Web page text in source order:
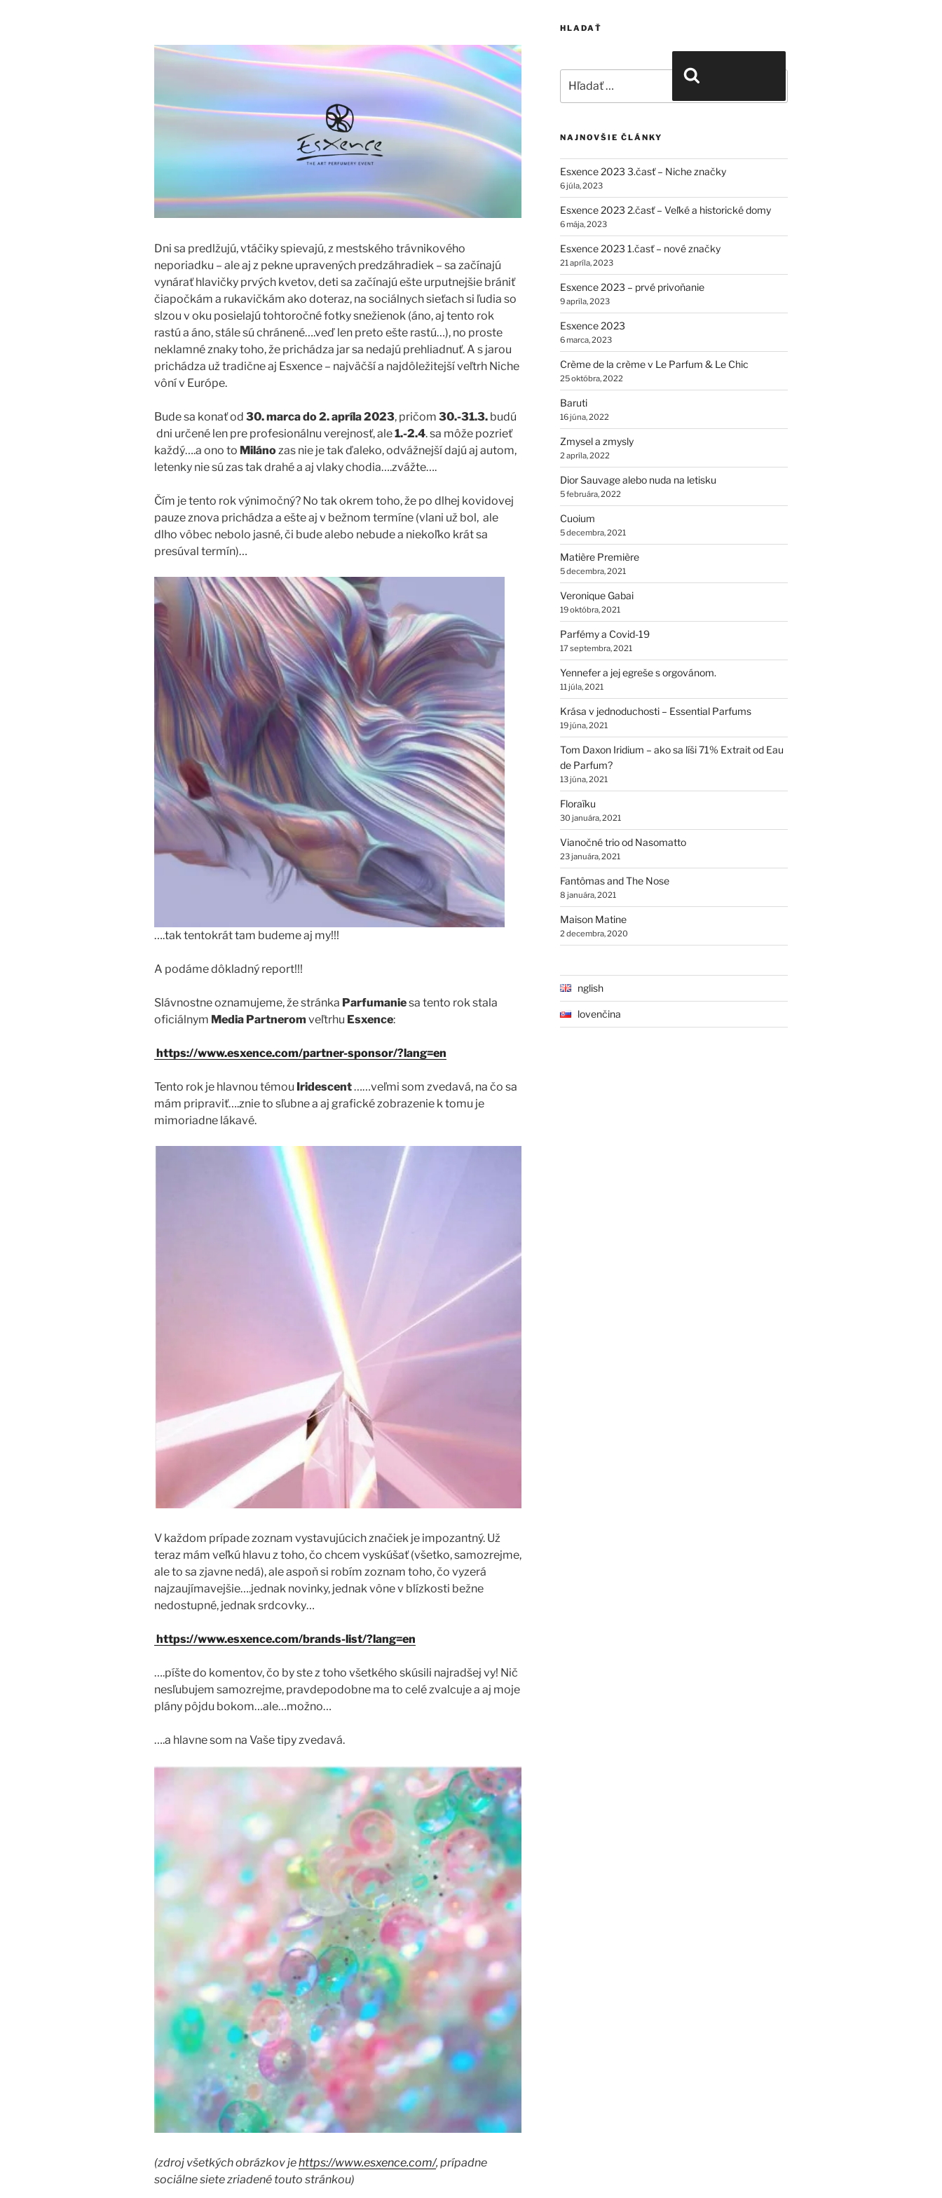
Dni sa predlžujú, vtáčiky spievajú, z mestského trávnikového
neporiadku – ale aj z pekne upravených predzáhradiek – sa začínajú
vynárať hlavičky prvých kvetov, deti sa začínajú ešte urputnejšie brániť
čiapočkám a rukavičkám ako doteraz, na sociálnych sieťach si ľudia so
slzou v oku posielajú tohtoročné fotky snežienok (áno, aj tento rok
rastú a áno, stále sú chránené….veď len preto ešte rastú…), no proste
neklamné znaky toho, že prichádza jar sa nedajú prehliadnuť. A s jarou
prichádza už tradične aj Esxence – najväčší a najdôležitejší veľtrh Niche
vôní v Európe.
Bude sa konať od 30. marca do 2. apríla 2023, pričom 30.-31.3. budú
dni určené len pre profesionálnu verejnosť, ale1.-2.4. sa môže pozrieť
každý….a ono to Milánozas nie je tak ďaleko, odvážnejší dajú aj autom,
letenky nie sú zas tak drahé a aj vlaky chodia….zvážte….
Čím je tento rok výnimočný? No tak okrem toho, že po dlhej kovidovej
pauze znova prichádza a ešte aj v bežnom termíne (vlani už bol, ale
dlho vôbec nebolo jasné, či bude alebo nebude a niekoľko krát sa
presúval termín)…
….tak tentokrát tam budeme aj my!!!
A podáme dôkladný report!!!
Slávnostne oznamujeme, že stránka Parfumaniesa tento rok stala
oficiálnym Media Partnerom veľtrhu Esxence:
https://www.esxence.com/partner-sponsor/?lang=en
Tento rok je hlavnou témou Iridescent……veľmi som zvedavá, na čo sa
mám pripraviť….znie to sľubne a aj grafické zobrazenie k tomu je
mimoriadne lákavé.
V každom prípade zoznam vystavujúcich značiek je impozantný. Už
teraz mám veľkú hlavu z toho, čo chcem vyskúšať (všetko, samozrejme,
ale to sa zjavne nedá), ale aspoň si robím zoznam toho, čo vyzerá
najzaujímavejšie….jednak novinky, jednak vône v blízkosti bežne
nedostupné, jednak srdcovky…
https://www.esxence.com/brands-list/?lang=en
….píšte do komentov, čo by ste z toho všetkého skúsili najradšej vy! Nič
nesľubujem samozrejme, pravdepodobne ma to celé zvalcuje a aj moje
plány pôjdu bokom…ale…možno…
….a hlavne som na Vaše tipy zvedavá.
(zdroj všetkých obrázkov jehttps://www.esxence.com/, prípadne
sociálne siete zriadené touto stránkou)
HLADAŤ
NAJNOVŠIE ČLÁNKY
Esxence 2023 3.časť – Niche značky
6 júla, 2023
Esxence 2023 2.časť – Veľké a historické domy
6 mája, 2023
Esxence 2023 1.časť – nové značky
21 apríla, 2023
Esxence 2023 – prvé privoňanie
9 apríla, 2023
Esxence 2023
6 marca, 2023
Crème de la crème v Le Parfum & Le Chic
25 októbra, 2022
Baruti
16 júna, 2022
Zmysel a zmysly
2 apríla, 2022
Dior Sauvage alebo nuda na letisku
5 februára, 2022
Cuoium
5 decembra, 2021
Matière Première
5 decembra, 2021
Veronique Gabai
19 októbra, 2021
Parfémy a Covid-19
17 septembra, 2021
Yennefer a jej egreše s orgovánom.
11 júla, 2021
Krása v jednoduchosti – Essential Parfums
19 júna, 2021
Tom Daxon Iridium – ako sa líši 71% Extrait od Eau
de Parfum?
13 júna, 2021
Floraïku
30 januára, 2021
Vianočné trio od Nasomatto
23 januára, 2021
Fantômas and The Nose
8 januára, 2021
Maison Matine
2 decembra, 2020
English
Slovenčina